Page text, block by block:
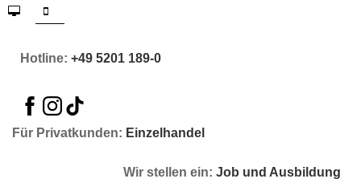
Hotline: +49 5201 189-0
Für Privatkunden: Einzelhandel
Wir stellen ein: Job und Ausbildung